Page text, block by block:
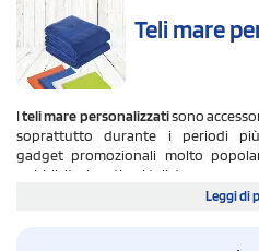
Teli mare
Iteli mare personalizzatisono
soprattutto durante i periodi
gadget promozionali molto
pubblicitarie estive. I teli da mare
da centri benessere e SPA cheLeggi di